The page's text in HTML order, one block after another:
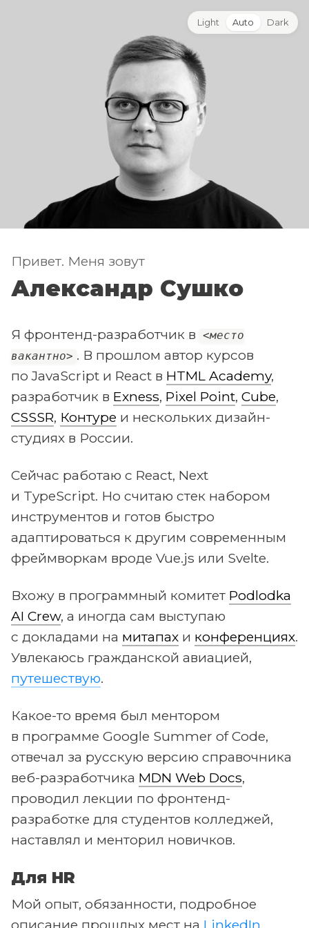
Light Auto Dark
Привет. Меня зовут
Александр Сушко
Я фронтенд-разработчик в
<место
вакантно> . В прошлом автор курсов
по JavaScript и React в HTML Academy,
разработчик в Exness, Pixel Point, Cube,
CSSSR, Контуре и нескольких дизайн-
студиях в России.
Сейчас работаю с React, Next
и TypeScript. Но считаю стек набором
инструментов и готов быстро
адаптироваться к другим современным
фреймворкам вроде Vue.js или Svelte.
Вхожу в программный комитет Podlodka
AI Crew, а иногда сам выступаю
с докладами на митапах и конференциях.
Увлекаюсь гражданской авиацией,
путешествую.
Какое-то время был ментором
в программе Google Summer of Code,
отвечал за русскую версию справочника
веб-разработчика MDN Web Docs,
проводил лекции по фронтенд-
разработке для студентов колледжей,
наставлял и менторил новичков.
Для HR
Мой опыт, обязанности, подробное
описание прошлых мест на LinkedIn